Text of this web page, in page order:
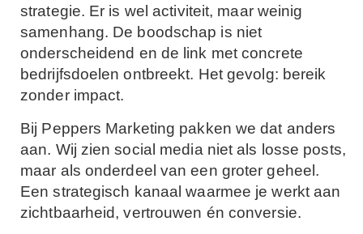
strategie. Er is wel activiteit, maar weinig
samenhang. De boodschap is niet
onderscheidend en de link met concrete
bedrijfsdoelen ontbreekt. Het gevolg: bereik
zonder impact.
Bij Peppers Marketing pakken we dat anders
aan. Wij zien social media niet als losse posts,
maar als onderdeel van een groter geheel.
Een strategisch kanaal waarmee je werkt aan
zichtbaarheid, vertrouwen én conversie.